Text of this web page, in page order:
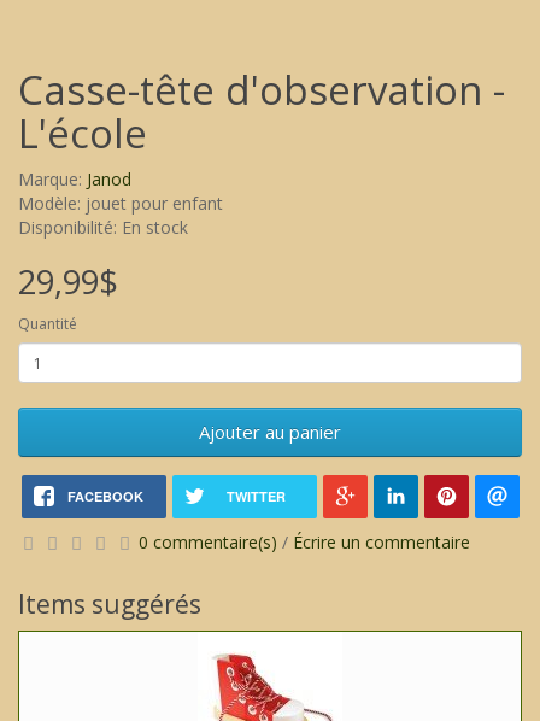
Casse-tête d'observation -
L'école
Marque: Janod
Modèle: jouet pour enfant
Disponibilité: En stock
29,99$
Quantité
Ajouter au panier
FACEBOOK TWITTER
0 commentaire(s) / Écrire un commentaire
Items suggérés